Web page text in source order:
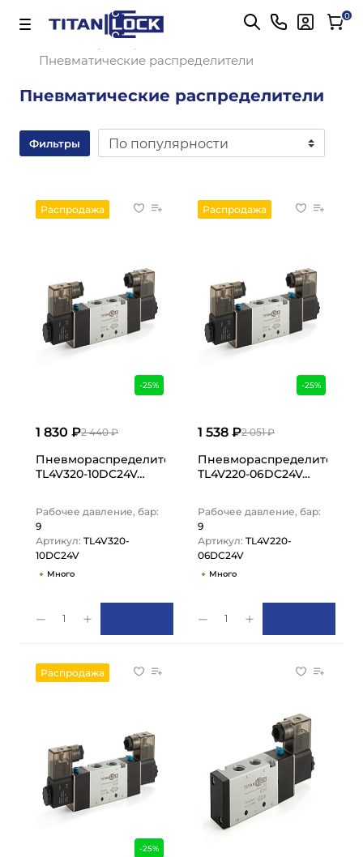
Важно! Для оплаты заказов Подробнее 0
Пневматические распределители
Пневматические распределители
Фильтры
Распродажа
-25%
2 440 ₽
1 830 ₽
Пневмораспределитель электромагнитный 4V, серия
TL4V320-10DC24V…
Рабочее давление, бар:
9
Артикул: TL4V320-
10DC24V
Много
1
Распродажа
-25%
2 051 ₽
1 538 ₽
Пневмораспределитель
TL4V220-06DC24V…
Рабочее давление, бар:
9
Артикул: TL4V220-
06DC24V
Много
1
Распродажа
-25%